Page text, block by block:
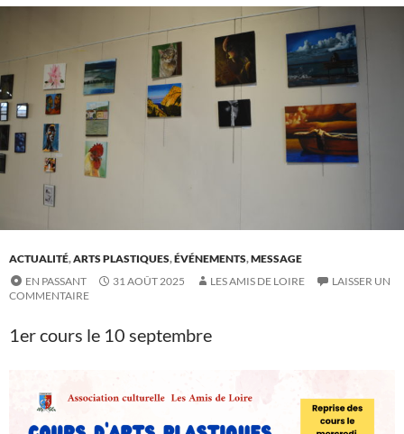
ACTUALITÉ,ARTS PLASTIQUES,ÉVÉNEMENTS,MESSAGE
EN PASSANT
31 AOÛT 2025 LES AMIS DE LOIRE
LAISSER UN
COMMENTAIRE
1er cours le 10 septembre